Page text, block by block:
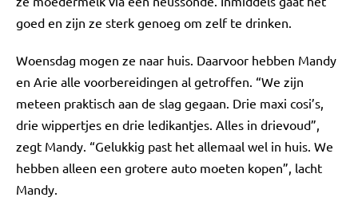
goed en zijn ze sterk genoeg om zelf te drinken.
Woensdag mogen ze naar huis. Daarvoor hebben Mandy
en Arie alle voorbereidingen al getroffen. “We zijn
meteen praktisch aan de slag gegaan. Drie maxi cosi’s,
drie wippertjes en drie ledikantjes. Alles in drievoud”,
zegt Mandy. “Gelukkig past het allemaal wel in huis. We
hebben alleen een grotere auto moeten kopen”, lacht
Mandy.